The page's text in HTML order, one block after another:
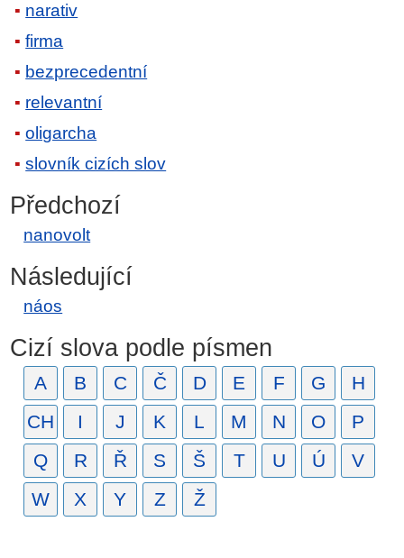
narativ
firma
bezprecedentní
relevantní
oligarcha
slovník cizích slov
Předchozí
nanovolt
Následující
náos
Cizí slova podle písmen
A B C Č D E F G
H
CH
I J K L M N O
P
Q
R Ř S Š T U Ú
V
W
X Y Z Ž